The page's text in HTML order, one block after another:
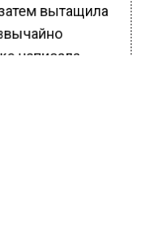
вытащила
написала